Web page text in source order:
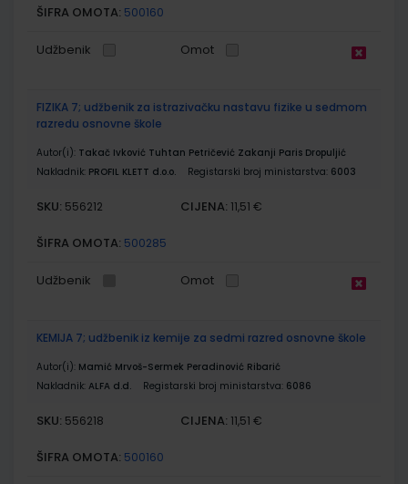
ŠIFRA OMOTA: 500160
Udžbenik Omot
FIZIKA 7; udžbenik za istrazivačku nastavu fizike u sedmom
razredu osnovne škole
Autor(i): Takač Ivković Tuhtan Petričević Zakanji Paris Dropuljić
Nakladnik: PROFIL KLETT d.o.o. Registarski broj ministarstva: 6003
SKU: 556212 CIJENA: 11,51 €
ŠIFRA OMOTA: 500285
Udžbenik Omot
KEMIJA 7; udžbenik iz kemije za sedmi razred osnovne škole
Autor(i): Mamić Mrvoš-Sermek Peradinović Ribarić
Nakladnik: ALFA d.d. Registarski broj ministarstva: 6086
SKU: 556218 CIJENA: 11,51 €
ŠIFRA OMOTA: 500160